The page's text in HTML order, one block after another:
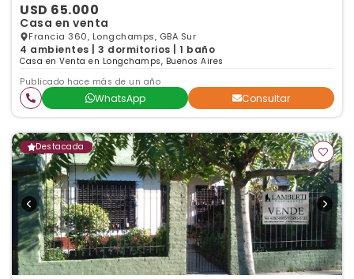
USD 65.000
Casa en venta
Francia 360, Longchamps, GBA Sur
4 ambientes | 3 dormitorios | 1 baño
Casa en Venta en Longchamps, Buenos Aires
Publicado hace más de un año
WhatsApp Consultar
Destacada